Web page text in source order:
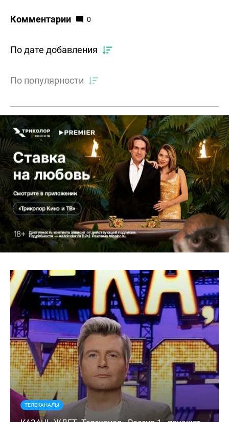
Комментарии 0
По дате добавления
По популярности
КОММЕНТИРОВАТЬ
Самое популярное
за неделю
ТЕЛЕКАНАЛЫ